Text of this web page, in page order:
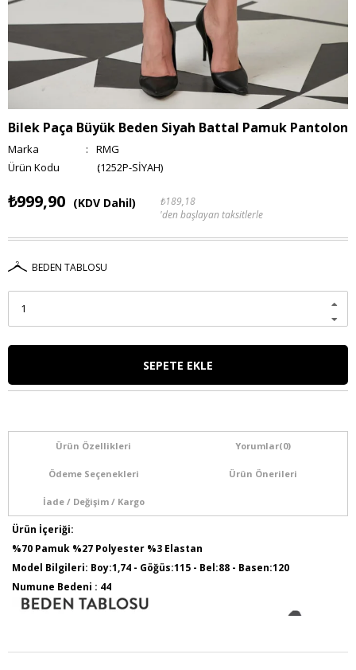
Bilek Paça Büyük Beden Siyah Battal Pamuk Pantolon
Marka :
RMG
(1252P-SİYAH)
₺999,90 (KDV Dahil)
₺189,18
'den başlayan taksitlerle
BEDEN TABLOSU
Ürün Özellikleri Yorumlar(0)
Ödeme Seçenekleri Ürün Önerileri
İade / Değişim / Kargo
Ürün İçeriği:
%70 Pamuk %27 Polyester %3 Elastan
Model Bilgileri: Boy:1,74 - Göğüs:115 - Bel:88 - Basen:120
Numune Bedeni : 44